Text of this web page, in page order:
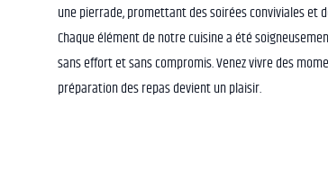
une pierrade, promettant des soirées conviviales et
Chaque élément de notre cuisine a été
sans effort et sans compromis. Venez vivre des
préparation des repas devient un plaisir.